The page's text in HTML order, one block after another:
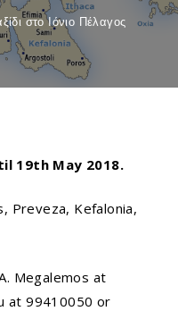
στο Ιόνιο Πέλαγος
19th May 2018.
Preveza, Kefalonia,
Megalemos at
at 99410050 or